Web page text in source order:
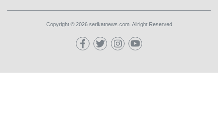
Copyright © 2026 serikatnews.com. Allright Reserved